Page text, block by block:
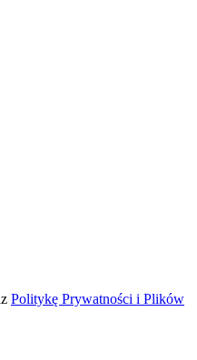
Politykę Prywatności i Plików